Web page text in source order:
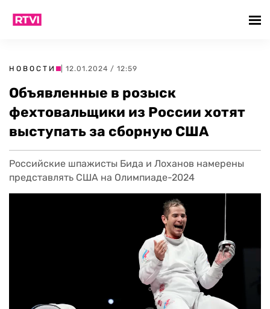
НОВОСТИ | 12.01.2024 / 12:59
Объявленные в розыск
фехтовальщики из России хотят
выступать за сборную США
Российские шпажисты Бида и Лоханов намерены
представлять США на Олимпиаде-2024